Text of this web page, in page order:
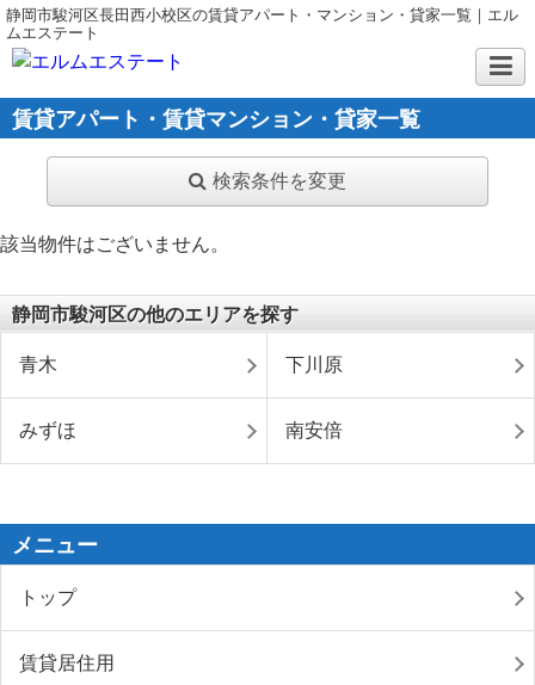
静岡市駿河区長田西小校区の賃貸アパート・マンション・貸家一覧｜エル
ムエステート
賃貸アパート・賃貸マンション・貸家一覧
検索条件を変更
該当物件はございません。
静岡市駿河区の他のエリアを探す
青木 下川原
みずほ 南安倍
メニュー
トップ
賃貸居住用